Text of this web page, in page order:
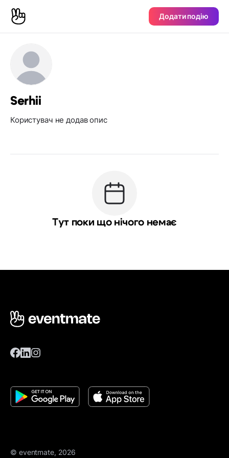
Додати подію
Serhii
Користувач не додав опис
Тут поки що нічого немає
© eventmate, 2026